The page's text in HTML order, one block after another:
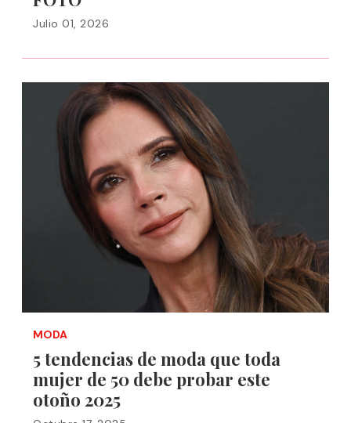
Julio 01, 2026
MODA
5 tendencias de moda que toda
mujer de 50 debe probar este
otoño 2025